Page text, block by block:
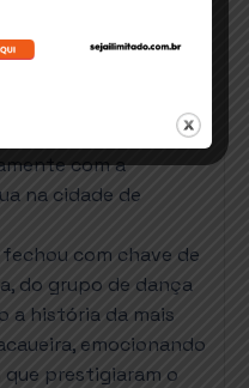
com a
na cidade de
com chave de
do grupo de dança
a história da mais
emocionando
prestigiaram o